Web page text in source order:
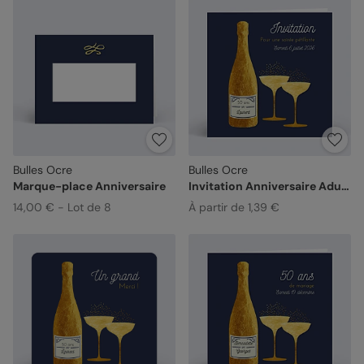
Bulles Ocre
Marque-place Anniversaire
14,00 € - Lot de 8
Bulles Ocre
Invitation Anniversaire Adulte
À partir de 1,39 €